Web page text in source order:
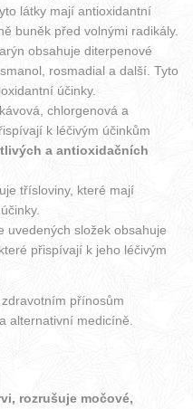
látky mají antioxidantní
buněk před volnými radikály.
obsahuje diterpenové
rosmadial a další. Tyto
účinky.
chlorgenová a
k léčivým účinkům
a antioxidačních
třísloviny, které mají
uvedených složek obsahuje
přispívají k jeho léčivým
přínosům
alternativní medicíně.
rozrušuje močové,